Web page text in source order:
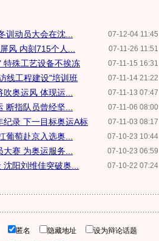
07-12-04 11:45
训动员大会在沈...
07-11-26 11:51
风 内刻715个人...
07-11-15 16:31
特殊工艺设备不挨冻
07-11-14 21:22
线工程建设"培训班
07-11-13 07:47
奥运风 体现运...
07-11-06 08:00
断指队员曾经坚...
07-11-03 08:17
纪录 下一目标奥运A标
07-10-23 10:44
葡萄赴京入选奥...
07-10-23 06:59
赛 为奥运服务...
07-10-22 07:24
阳刘维佳突破奥...
匿名 隐藏地址
设为辩论话题